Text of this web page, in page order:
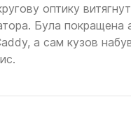
оптику
Була покращена
а сам кузов